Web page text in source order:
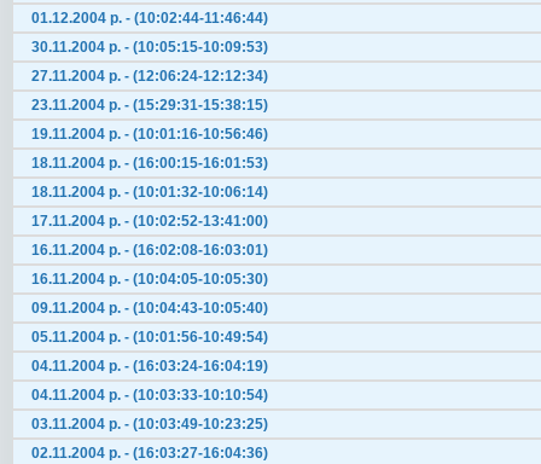
01.12.2004 р. - (10:02:44-11:46:44)
30.11.2004 р. - (10:05:15-10:09:53)
27.11.2004 р. - (12:06:24-12:12:34)
23.11.2004 р. - (15:29:31-15:38:15)
19.11.2004 р. - (10:01:16-10:56:46)
18.11.2004 р. - (16:00:15-16:01:53)
18.11.2004 р. - (10:01:32-10:06:14)
17.11.2004 р. - (10:02:52-13:41:00)
16.11.2004 р. - (16:02:08-16:03:01)
16.11.2004 р. - (10:04:05-10:05:30)
09.11.2004 р. - (10:04:43-10:05:40)
05.11.2004 р. - (10:01:56-10:49:54)
04.11.2004 р. - (16:03:24-16:04:19)
04.11.2004 р. - (10:03:33-10:10:54)
03.11.2004 р. - (10:03:49-10:23:25)
02.11.2004 р. - (16:03:27-16:04:36)